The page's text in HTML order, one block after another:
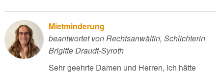
Mietminderung
beantwortet von Rechtsanwältin, Schlichterin
Brigitte Draudt-Syroth
Sehr geehrte Damen und Herren, ich hätte